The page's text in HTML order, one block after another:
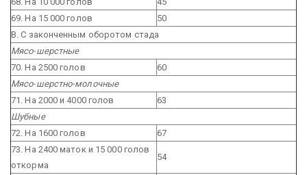
69. На 15 000 голов
50
В. С законченным оборотом стада
Мясо-шерстные
70. На 2500 голов
60
Мясо-шерстно-молочные
71. На 2000 и 4000 голов
63
Шубные
72. На 1600 голов
67
73. На 2400 маток и 15 000 голов
откорма
54